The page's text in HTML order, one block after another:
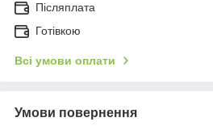
Післяплата
Готівкою
Всі умови оплати
Умови повернення